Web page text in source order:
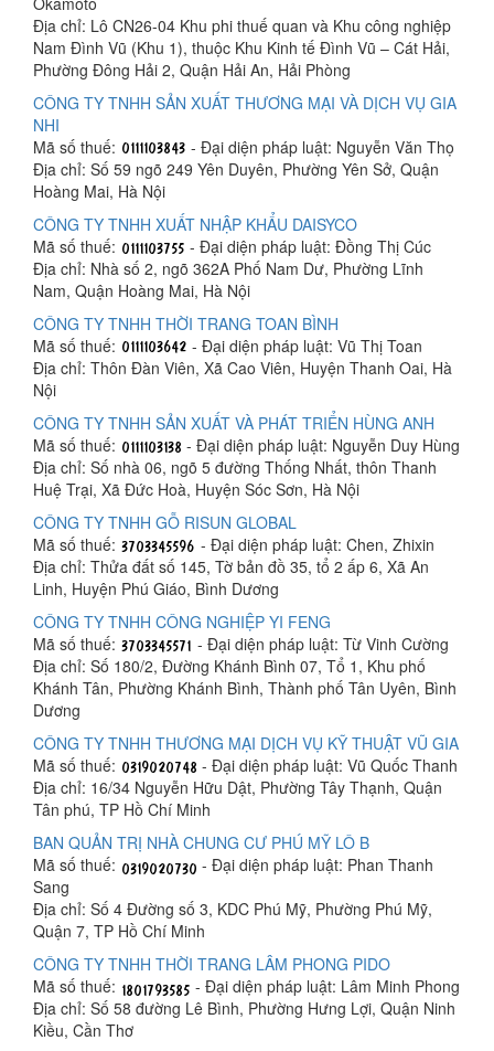
Địa chỉ: Lô CN26-04 Khu phi thuế quan và Khu công nghiệp
Nam Đình Vũ (Khu 1), thuộc Khu Kinh tế Đình Vũ – Cát Hải,
Phường Đông Hải 2, Quận Hải An, Hải Phòng
CÔNG TY TNHH SẢN XUẤT THƯƠNG MẠI VÀ DỊCH VỤ GIA
NHI
Mã số thuế:
- Đại diện pháp luật: Nguyễn Văn Thọ
Địa chỉ: Số 59 ngõ 249 Yên Duyên, Phường Yên Sở, Quận
Hoàng Mai, Hà Nội
CÔNG TY TNHH XUẤT NHẬP KHẨU DAISYCO
Mã số thuế:
- Đại diện pháp luật: Đồng Thị Cúc
Địa chỉ: Nhà số 2, ngõ 362A Phố Nam Dư, Phường Lĩnh
Nam, Quận Hoàng Mai, Hà Nội
CÔNG TY TNHH THỜI TRANG TOAN BÌNH
Mã số thuế:
- Đại diện pháp luật: Vũ Thị Toan
Địa chỉ: Thôn Đàn Viên, Xã Cao Viên, Huyện Thanh Oai, Hà
Nội
CÔNG TY TNHH SẢN XUẤT VÀ PHÁT TRIỂN HÙNG ANH
Mã số thuế:
- Đại diện pháp luật: Nguyễn Duy Hùng
Địa chỉ: Số nhà 06, ngõ 5 đường Thống Nhất, thôn Thanh
Huệ Trại, Xã Đức Hoà, Huyện Sóc Sơn, Hà Nội
CÔNG TY TNHH GỖ RISUN GLOBAL
Mã số thuế:
- Đại diện pháp luật: Chen, Zhixin
Địa chỉ: Thửa đất số 145, Tờ bản đồ 35, tổ 2 ấp 6, Xã An
Linh, Huyện Phú Giáo, Bình Dương
CÔNG TY TNHH CÔNG NGHIỆP YI FENG
Mã số thuế:
- Đại diện pháp luật: Từ Vinh Cường
Địa chỉ: Số 180/2, Đường Khánh Bình 07, Tổ 1, Khu phố
Khánh Tân, Phường Khánh Bình, Thành phố Tân Uyên, Bình
Dương
CÔNG TY TNHH THƯƠNG MẠI DỊCH VỤ KỸ THUẬT VŨ GIA
Mã số thuế:
- Đại diện pháp luật: Vũ Quốc Thanh
Địa chỉ: 16/34 Nguyễn Hữu Dật, Phường Tây Thạnh, Quận
Tân phú, TP Hồ Chí Minh
BAN QUẢN TRỊ NHÀ CHUNG CƯ PHÚ MỸ LÔ B
Mã số thuế:
- Đại diện pháp luật: Phan Thanh
Sang
Địa chỉ: Số 4 Đường số 3, KDC Phú Mỹ, Phường Phú Mỹ,
Quận 7, TP Hồ Chí Minh
CÔNG TY TNHH THỜI TRANG LÂM PHONG PIDO
Mã số thuế:
- Đại diện pháp luật: Lâm Minh Phong
Địa chỉ: Số 58 đường Lê Bình, Phường Hưng Lợi, Quận Ninh
Kiều, Cần Thơ